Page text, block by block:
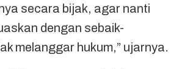
secara bijak, agar nanti
dengan sebaik-
melanggar hukum,” ujarnya.